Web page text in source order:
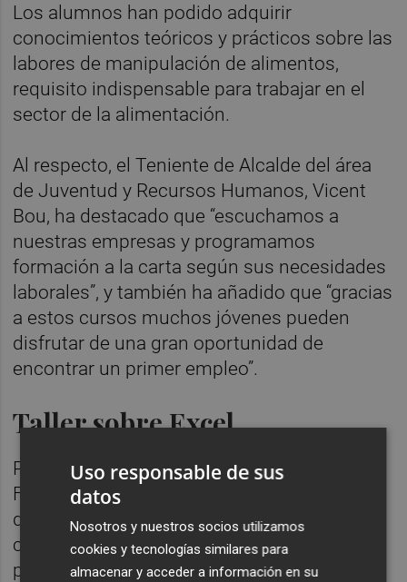
Los alumnos han podido adquirir
conocimientos teóricos y prácticos sobre las
labores de manipulación de alimentos,
requisito indispensable para trabajar en el
sector de la alimentación.
Al respecto, el Teniente de Alcalde del área
de Juventud y Recursos Humanos, Vicent
Bou, ha destacado que “escuchamos a
nuestras empresas y programamos
formación a la carta según sus necesidades
laborales”, y también ha añadido que “gracias
a estos cursos muchos jóvenes pueden
disfrutar de una gran oportunidad de
encontrar un primer empleo”.
Taller sobre Excel
Por otro lado, el Centro de Ocupación y
Formación ofrecerá a personas
desempleadas un taller para adquirir
competencias digitales en el manejo del
programa Hoja de Cálculo Excel del 19 al 23
Uso responsable de sus
datos
Nosotros y nuestros socios utilizamos
cookies y tecnologías similares para
almacenar y acceder a información en su